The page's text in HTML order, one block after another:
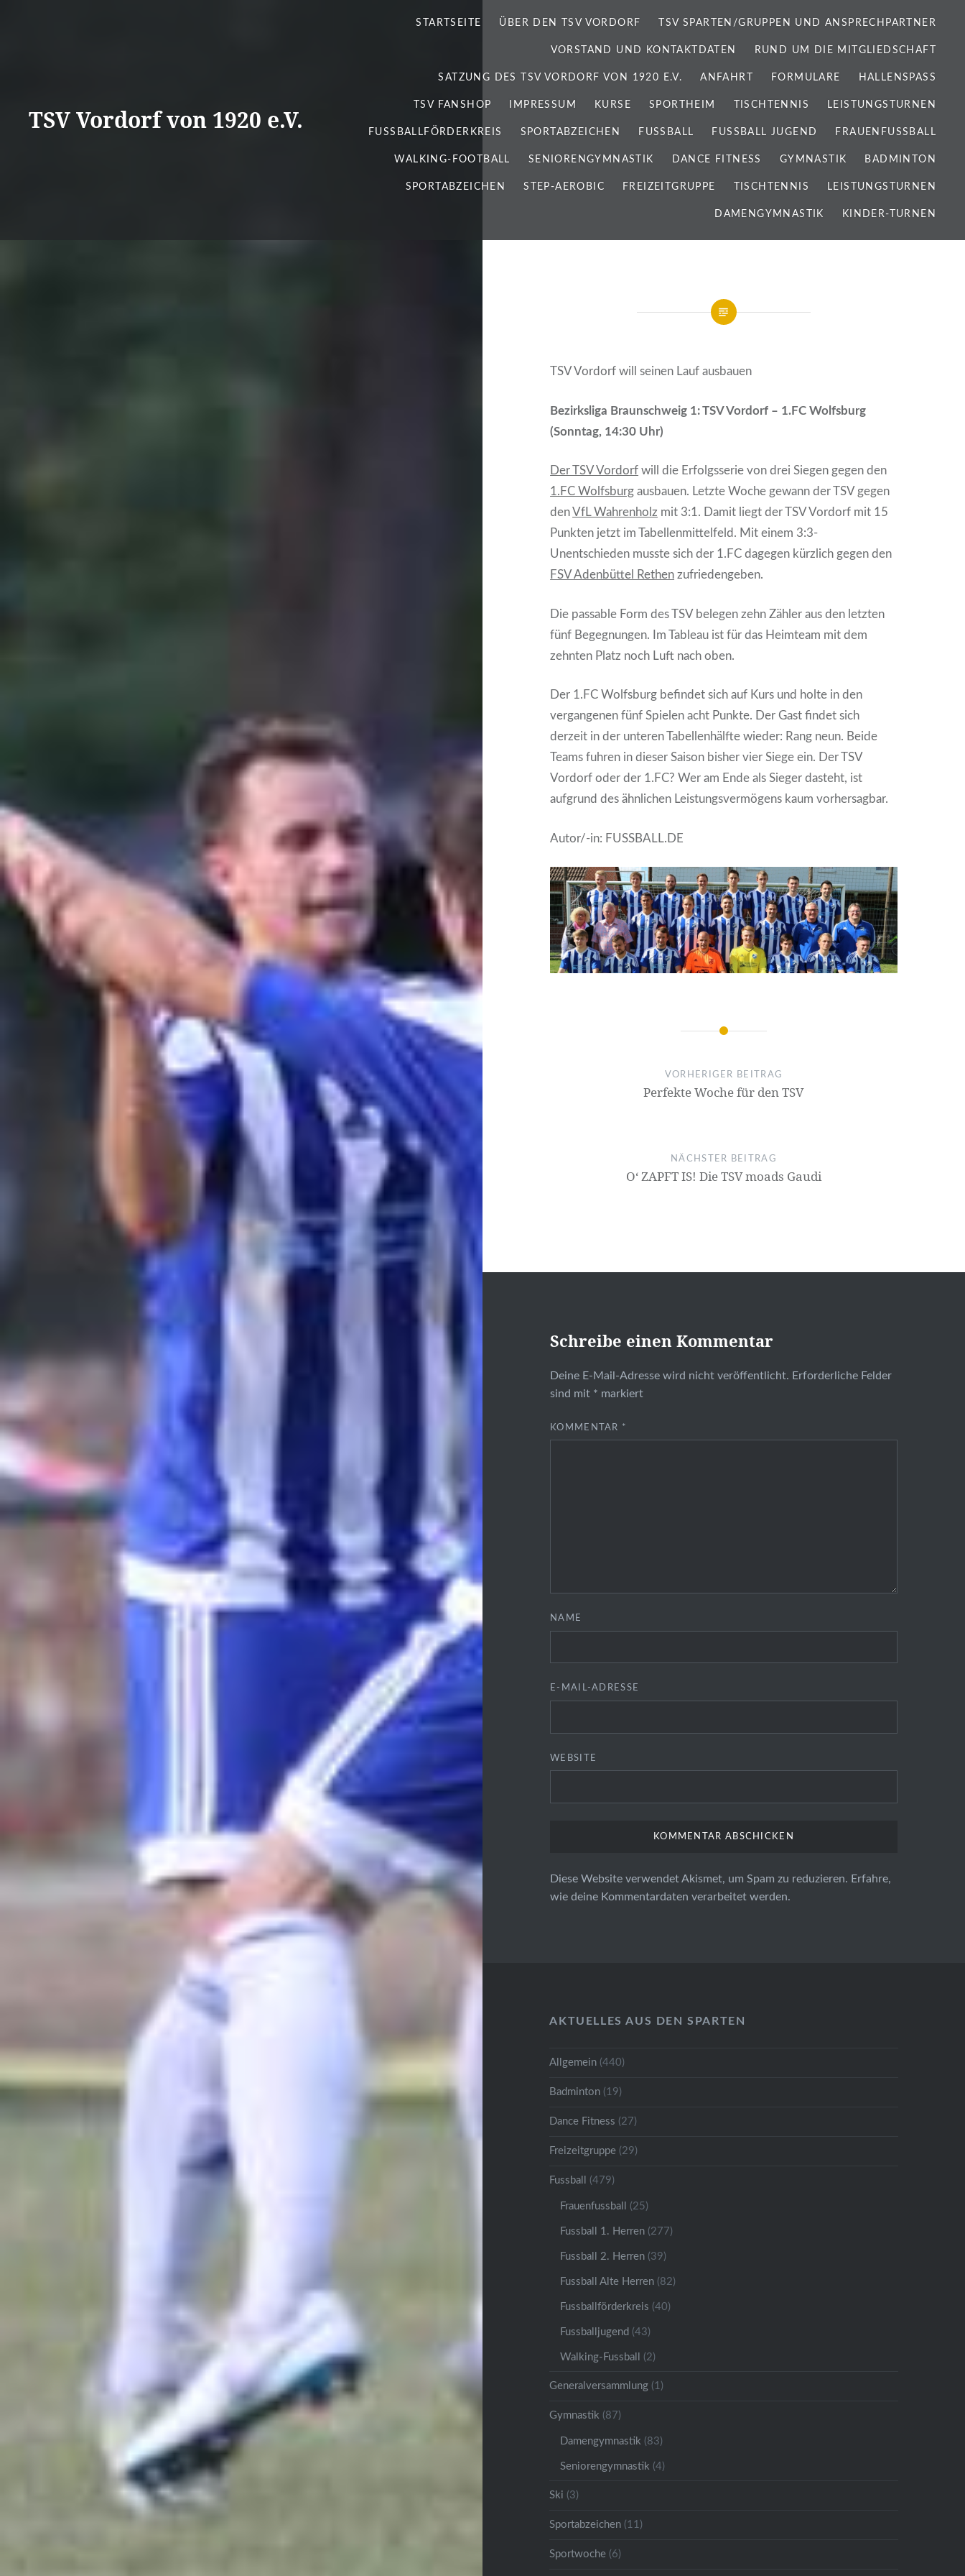
TSV Vordorf von 1920 e.V.
STARTSEITE ÜBER DEN TSV VORDORF TSV SPARTEN/GRUPPEN UND ANSPRECHPARTNER
VORSTAND UND KONTAKTDATEN RUND UM DIE MITGLIEDSCHAFT
SATZUNG DES TSV VORDORF VON 1920 E.V. ANFAHRT FORMULARE HALLENSPASS
TSV FANSHOP IMPRESSUM KURSE SPORTHEIM TISCHTENNIS LEISTUNGSTURNEN
FUSSBALLFÖRDERKREIS SPORTABZEICHEN FUSSBALL FUSSBALL JUGEND FRAUENFUSSBALL
WALKING-FOOTBALL SENIORENGYMNASTIK DANCE FITNESS GYMNASTIK BADMINTON
SPORTABZEICHEN STEP-AEROBIC FREIZEITGRUPPE TISCHTENNIS LEISTUNGSTURNEN
DAMENGYMNASTIK KINDER-TURNEN
TSV Vordorf will seinen Lauf ausbauen
Bezirksliga Braunschweig 1: TSV Vordorf – 1.FC Wolfsburg
(Sonntag, 14:30 Uhr)
Der TSV Vordorf will die Erfolgsserie von drei Siegen gegen den
1.FC Wolfsburg ausbauen. Letzte Woche gewann der TSV gegen
denVfL Wahrenholz mit 3:1. Damit liegt der TSV Vordorf mit 15
Punkten jetzt im Tabellenmittelfeld. Mit einem 3:3-
Unentschieden musste sich der 1.FC dagegen kürzlich gegen den
FSV Adenbüttel Rethen zufriedengeben.
Die passable Form des TSV belegen zehn Zähler aus den letzten
fünf Begegnungen. Im Tableau ist für das Heimteam mit dem
zehnten Platz noch Luft nach oben.
Der 1.FC Wolfsburg befindet sich auf Kurs und holte in den
vergangenen fünf Spielen acht Punkte. Der Gast findet sich
derzeit in der unteren Tabellenhälfte wieder: Rang neun. Beide
Teams fuhren in dieser Saison bisher vier Siege ein. Der TSV
Vordorf oder der 1.FC? Wer am Ende als Sieger dasteht, ist
aufgrund des ähnlichen Leistungsvermögens kaum vorhersagbar.
Autor/-in: FUSSBALL.DE
Beitragsnavigation
VORHERIGER BEITRAG
Perfekte Woche für den TSV
NÄCHSTER BEITRAG
O‘ ZAPFT IS! Die TSV moads Gaudi
Schreibe einen Kommentar
Deine E-Mail-Adresse wird nicht veröffentlicht. Erforderliche Felder
sind mit * markiert
KOMMENTAR *
NAME
E-MAIL-ADRESSE
WEBSITE
Diese Website verwendet Akismet, um Spam zu reduzieren. Erfahre,
wie deine Kommentardaten verarbeitet werden.
AKTUELLES AUS DEN SPARTEN
Allgemein (440)
Badminton (19)
Dance Fitness (27)
Freizeitgruppe (29)
Fussball (479)
Frauenfussball (25)
Fussball 1. Herren (277)
Fussball 2. Herren (39)
Fussball Alte Herren (82)
Fussballförderkreis (40)
Fussballjugend (43)
Walking-Fussball (2)
Generalversammlung (1)
Gymnastik (87)
Damengymnastik (83)
Seniorengymnastik (4)
Ski (3)
Sportabzeichen (11)
Sportwoche (6)